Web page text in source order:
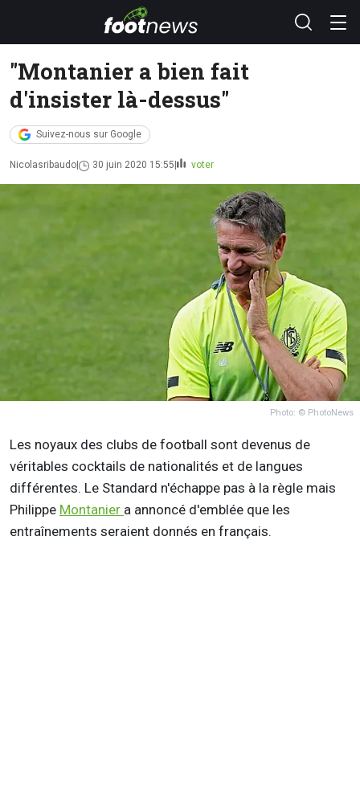
"Montanier a bien fait
d'insister là-dessus"
Suivez-nous sur Google
Nicolasribaudo 30 juin 2020 15:55 voter
Photo: © PhotoNews
Les noyaux des clubs de football sont devenus de
véritables cocktails de nationalités et de langues
différentes. Le Standard n'échappe pas à la règle mais
Philippe Montanier a annoncé d'emblée que les
entraînements seraient donnés en français.